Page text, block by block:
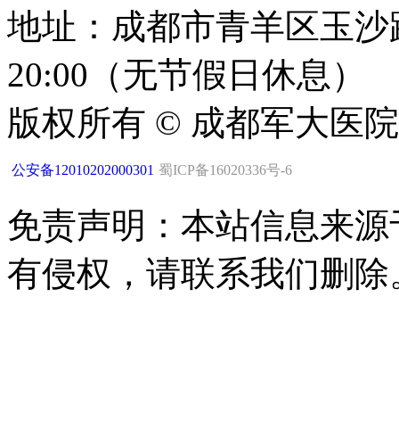
地址：成都市青羊区玉
20:00（无节假日休息）
版权所有 © 成都军大医
公安备12010202000301 蜀ICP备16020336号-6
免责声明：本站信息来
有侵权，请联系我们删除